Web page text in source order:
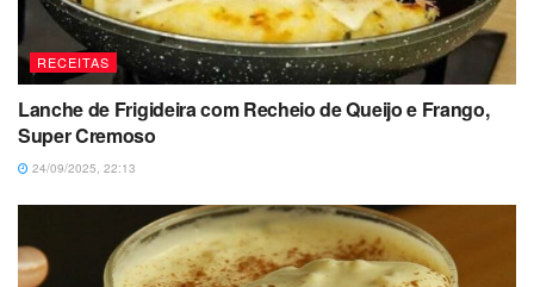
RECEITAS
Lanche de Frigideira com Recheio de Queijo e Frango,
Super Cremoso
24/09/2025, 22:13